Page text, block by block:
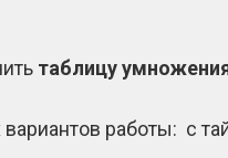
таблицу
работы: с